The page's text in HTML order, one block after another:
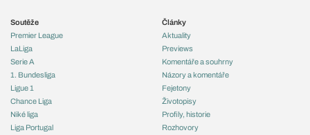
Soutěže
Premier League
LaLiga
Serie A
1. Bundesliga
Ligue 1
Chance Liga
Niké liga
Liga Portugal
Články
Aktuality
Previews
Komentáře a souhrny
Názory a komentáře
Fejetony
Životopisy
Profily, historie
Rozhovory